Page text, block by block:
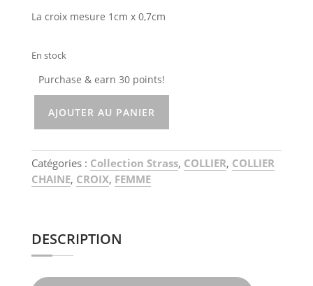
La croix mesure 1cm x 0,7cm
En stock
Purchase & earn 30 points!
quantité
Collier
croix
strass
AJOUTER AU PANIER
Catégories : Collection Strass, COLLIER, COLLIER
CHAINE, CROIX, FEMME
DESCRIPTION